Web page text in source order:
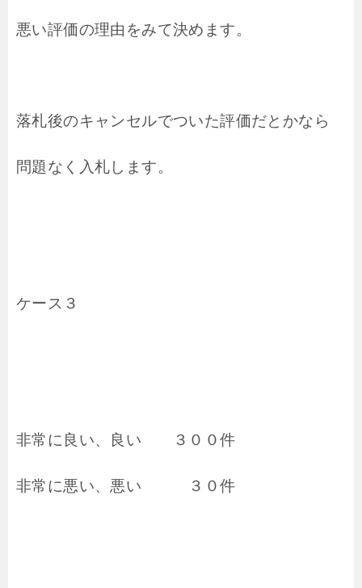
悪い評価の理由をみて決めます。
落札後のキャンセルでついた評価だとかなら
問題なく入札します。
ケース３
非常に良い、良い ３００件
非常に悪い、悪い ３０件